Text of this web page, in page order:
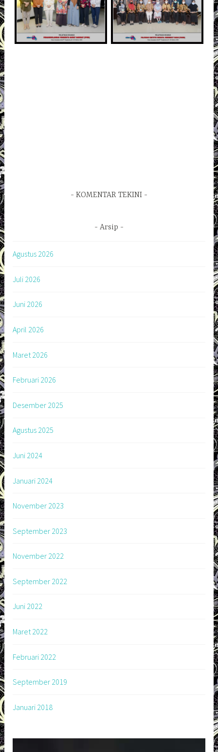
KOMENTAR TEKINI
Arsip
Agustus 2026
Juli 2026
Juni 2026
April 2026
Maret 2026
Februari 2026
Desember 2025
Agustus 2025
Juni 2024
Januari 2024
November 2023
September 2023
November 2022
September 2022
Juni 2022
Maret 2022
Februari 2022
September 2019
Januari 2018